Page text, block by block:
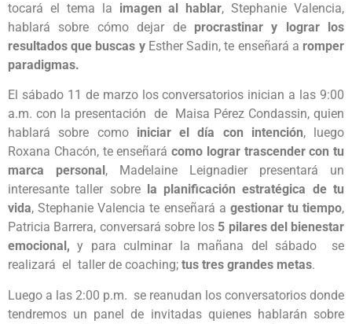
tocará el tema la imagen al hablar, Stephanie Valencia,
hablará sobre cómo dejar de procrastinar y lograr los
resultados que buscas y Esther Sadin, te enseñará a romper
paradigmas.
El sábado 11 de marzo los conversatorios inician a las 9:00
a.m. con la presentación de Maisa Pérez Condassin, quien
hablará sobre como iniciar el día con intención, luego
Roxana Chacón, te enseñará como lograr trascender con tu
marca personal , Madelaine Leignadier presentará un
interesante taller sobre
la planificación estratégica de tu
vida, Stephanie Valencia te enseñará a gestionar tu tiempo,
Patricia Barrera, conversará sobre los 5 pilares del bienestar
emocional, y para culminar la mañana del sábado se
realizará el taller de coaching; tus tres grandes metas.
Luego a las 2:00 p.m. se reanudan los conversatorios donde
tendremos un panel de invitadas quienes hablarán sobre